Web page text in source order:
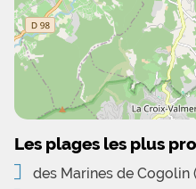
Les plages les plus
des Marines de Cogolin